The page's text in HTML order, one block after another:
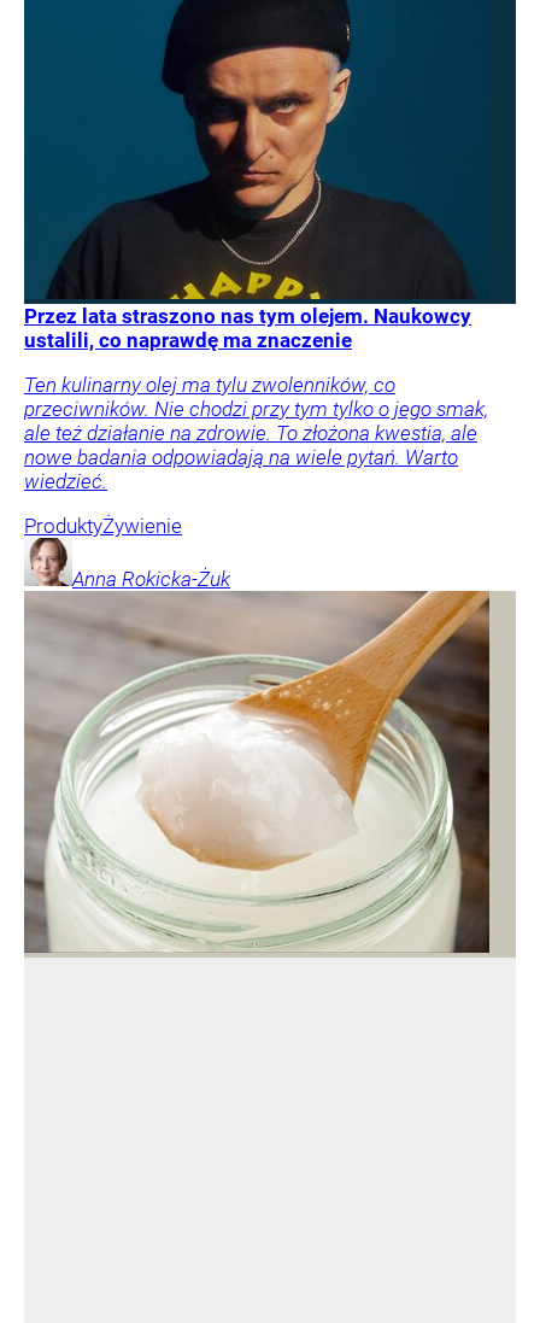
Przez lata straszono nas tym olejem. Naukowcy
ustalili, co naprawdę ma znaczenie
Ten kulinarny olej ma tylu zwolenników, co
przeciwników. Nie chodzi przy tym tylko o jego smak,
ale też działanie na zdrowie. To złożona kwestia, ale
nowe badania odpowiadają na wiele pytań. Warto
wiedzieć.
ProduktyŻywienie
Anna Rokicka-Żuk